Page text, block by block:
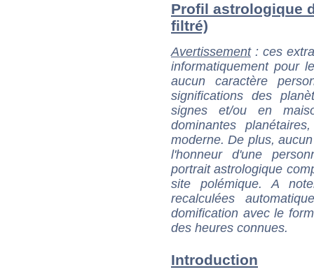
Profil astrologique
filtré)
Avertissement: ces
informatiquement pour
aucun caractère
significations des
signes et/ou en
dominantes
moderne. De plus,
l'honneur d'une
portrait astrologique
site polémique. A
recalculées
domification avec le
des heures connues.
Introduction